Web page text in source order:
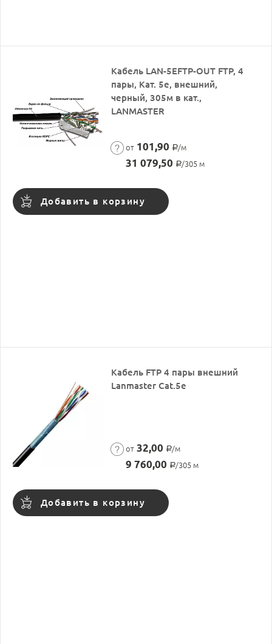
Кабель LAN-5EFTP-OUT FTP, 4
пары, Кат. 5e, внешний,
черный, 305м в кат.,
LANMASTER
от 101,90 Р/м
31 079,50 Р/305 м
Добавить в корзину
Кабель FTP 4 пары внешний
Lanmaster Cat.5е
от 32,00 Р/м
9 760,00 Р/305 м
Добавить в корзину